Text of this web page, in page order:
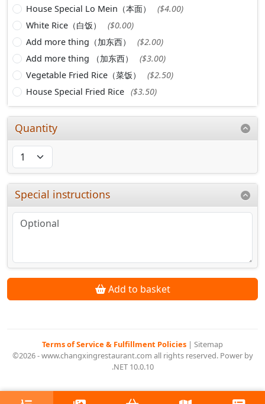
House Special Lo Mein（本面）
($4.00)
White Rice（白饭）
($0.00)
Add more thing（加东西）
($2.00)
Add more thing （加东西）
($3.00)
Vegetable Fried Rice（菜饭）
($2.50)
House Special Fried Rice ($3.50)
Quantity
Special instructions
Add to basket
Terms of Service & Fulfillment Policies | Sitemap
©2026 - www.changxingrestaurant.com all rights reserved. Power by
.NET 10.0.10